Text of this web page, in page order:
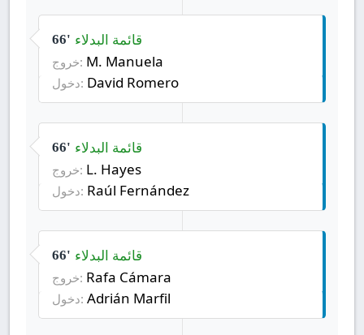
66' قائمة البدلاء
خروج: M. Manuela
دخول: David Romero
66' قائمة البدلاء
خروج: L. Hayes
دخول: Raúl Fernández
66' قائمة البدلاء
خروج: Rafa Cámara
دخول: Adrián Marfil